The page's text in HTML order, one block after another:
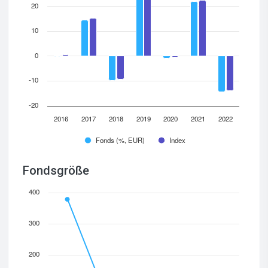
Fonds (%, EUR) Index
2016 2017 2018 2019 2020 2021 2022
-20
-10
0
10
20
Fondsgröße
200
300
400